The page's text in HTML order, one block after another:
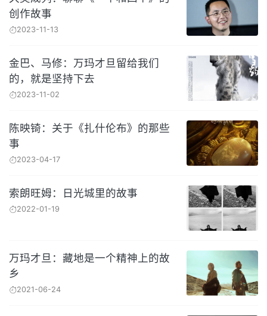
创作故事
2023-11-13
金巴、马修：万玛才旦留给我们
的，就是坚持下去
2023-11-02
陈映锜：关于《扎什伦布》的那些
事
2023-04-17
索朗旺姆：日光城里的故事
2022-01-19
万玛才旦：藏地是一个精神上的故
乡
2021-06-24